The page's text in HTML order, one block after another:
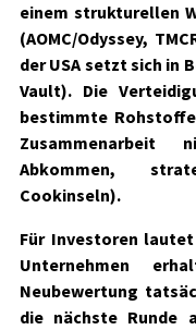
einem strukturellen
(AOMC/Odyssey,
der USA setzt sich in
Vault). Die
bestimmte
Zusammenarbeit
Abkommen,
Cookinseln).
Für Investoren
Unternehmen
Neubewertung
die nächste Runde